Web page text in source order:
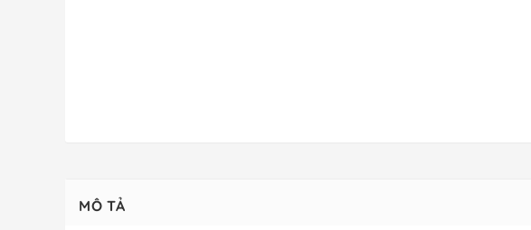
MÔ TẢ